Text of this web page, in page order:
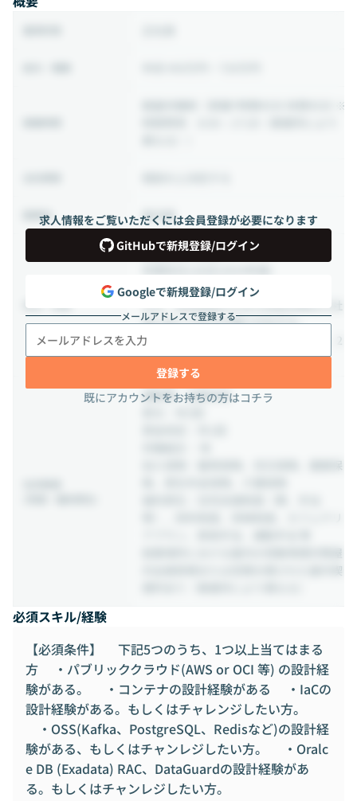
求人情報をご覧いただくには会員登録が必要になります
GitHubで新規登録/ログイン
Googleで新規登録/ログイン
メールアドレスで登録する
登録する
既にアカウントをお持ちの方はコチラ
（実働7時間45分 休憩45分 ※
勤務地 東京都
休日・休暇
完全週休二日制
年次有給休暇24日
なお、試用期間中の年次有給休暇は入社
月に応じて以下の通り付与する。
4月～12月入社：8日、1月入社：6日、2
月入社：4日、3月入社：3日
通勤費：全額支給
加入保険：雇用保険、労災保険、健康保
就業場所における屋内の受動喫煙対策屋
内全面禁煙または空間分煙された屋内喫
必須スキル/経験
【必須条件】 下記5つのうち、1つ以上当てはまる
方 ・パブリッククラウド(AWS or OCI 等) の設計経
験がある。 ・コンテナの設計経験がある ・IaCの
設計経験がある。もしくはチャレンジしたい方。
・OSS(Kafka、PostgreSQL、Redisなど)の設計経
験がある、もしくはチャンレジしたい方。 ・Oralc
e DB (Exadata) RAC、DataGuardの設計経験があ
る。もしくはチャンレジしたい方。